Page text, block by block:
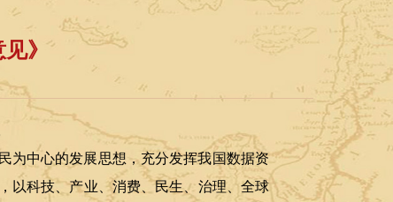
见》
为中心的发展思想，充分发挥我国数据资
以科技、产业、消费、民生、治理、全球